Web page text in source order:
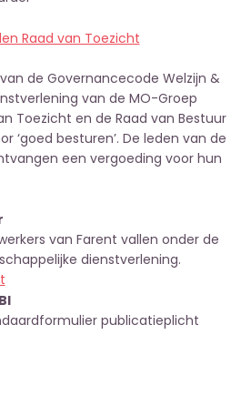
Raad van Toezicht
de Governancecode Welzijn &
van de MO-Groep
Toezicht en de Raad van Bestuur
‘goed besturen’. De leden van de
een vergoeding voor hun
van Farent vallen onder de
dienstverlening.
publicatieplicht